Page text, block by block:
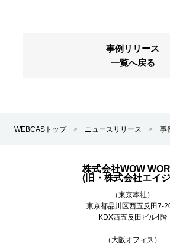
事例リリース
一覧へ戻る
WEBCASトップ > ニュースリリース > 事
株式会社WOW
(旧・株式会社エイ
（東京本社）
東京都品川区西五反田7-
KDX西五反田ビル4階
（大阪オフィス）